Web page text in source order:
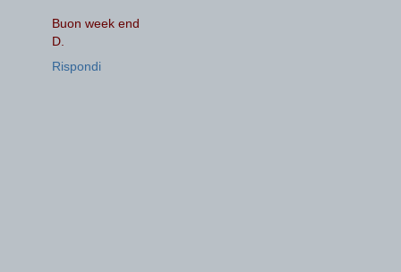
Buon week end
D.
Rispondi